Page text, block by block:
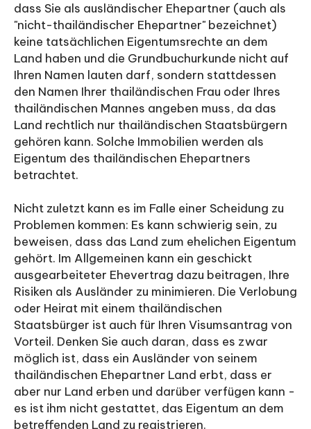
dass Sie als ausländischer Ehepartner (auch als
"nicht-thailändischer Ehepartner" bezeichnet)
keine tatsächlichen Eigentumsrechte an dem
Land haben und die Grundbuchurkunde nicht auf
Ihren Namen lauten darf, sondern stattdessen
den Namen Ihrer thailändischen Frau oder Ihres
thailändischen Mannes angeben muss, da das
Land rechtlich nur thailändischen Staatsbürgern
gehören kann. Solche Immobilien werden als
Eigentum des thailändischen Ehepartners
betrachtet.
Nicht zuletzt kann es im Falle einer Scheidung zu
Problemen kommen: Es kann schwierig sein, zu
beweisen, dass das Land zum ehelichen Eigentum
gehört. Im Allgemeinen kann ein geschickt
ausgearbeiteter Ehevertrag dazu beitragen, Ihre
Risiken als Ausländer zu minimieren. Die Verlobung
oder Heirat mit einem thailändischen
Staatsbürger ist auch für Ihren Visumsantrag von
Vorteil. Denken Sie auch daran, dass es zwar
möglich ist, dass ein Ausländer von seinem
thailändischen Ehepartner Land erbt, dass er
aber nur Land erben und darüber verfügen kann -
es ist ihm nicht gestattet, das Eigentum an dem
betreffenden Land zu registrieren.